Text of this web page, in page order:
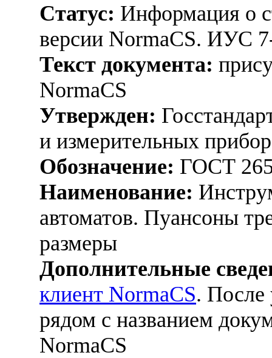
Статус: Информация о
версии NormaCS. ИУС
Текст документа:
NormaCS
Утвержден:
и измерительных
Обозначение: ГОСТ
Наименование:
автоматов. Пуансоны
размеры
Дополнительные
клиент NormaCS. После
рядом с названием
NormaCS